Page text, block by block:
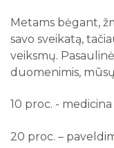
Darbo
Viešieji
Ligų prevencija
Fizinis aktyvumas
Straipsniai
Burnos sveikata
Metams bėgant,
savo sveikatą,
veiksmų.
duomenimis,
10 proc. - medicina
20 proc. –